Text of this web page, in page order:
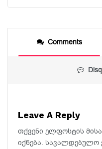
Comments
Leave A Reply
თქვენი ელფოსტის
იქნება. სავალდებულო